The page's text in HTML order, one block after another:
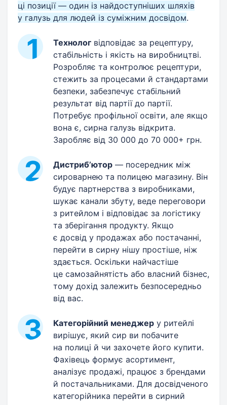
ці позиції — один із найдоступніших шляхів
у галузь для людей із суміжним досвідом.
Технолог відповідає за рецептуру,
стабільність і якість на виробництві.
Розробляє та контролює рецептури,
стежить за процесами й стандартами
безпеки, забезпечує стабільний
результат від партії до партії.
Потребує профільної освіти, але якщо
вона є, сирна галузь відкрита.
Заробляє від 30 000 до 70 000+ грн.
Дистриб’ютор — посередник між
сироварнею та полицею магазину. Він
будує партнерства з виробниками,
шукає канали збуту, веде переговори
з ритейлом і відповідає за логістику
та зберігання продукту. Якщо
є досвід у продажах або постачанні,
перейти в сирну нішу простіше, ніж
здається. Оскільки найчастіше
це самозайнятість або власний бізнес,
тому дохід залежить безпосередньо
від вас.
Категорійний менеджер у ритейлі
вирішує, який сир ви побачите
на полиці й чи захочете його купити.
Фахівець формує асортимент,
аналізує продажі, працює з брендами
й постачальниками. Для досвідченого
категорійника перейти в сирний